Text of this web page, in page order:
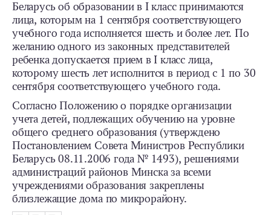
Беларусь об образовании в I класс принимаются
лица, которым на 1 сентября соответствующего
учебного года исполняется шесть и более лет. По
желанию одного из законных представителей
ребенка допускается прием в I класс лица,
которому шесть лет исполнится в период с 1 по 30
сентября соответствующего учебного года.
Согласно Положению о порядке организации
учета детей, подлежащих обучению на уровне
общего среднего образования (утверждено
Постановлением Совета Министров Республики
Беларусь 08.11.2006 года № 1493), решениями
администраций районов Минска за всеми
учреждениями образования закреплены
близлежащие дома по микрорайону.